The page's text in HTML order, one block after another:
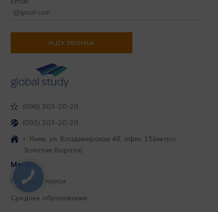
(096) 303-20-20
(093) 203-20-20
г. Киев, ул. Владимирская 48, офис 15(метро
Золотые Ворота)
Меню:
Языковые курсы
Среднее образование